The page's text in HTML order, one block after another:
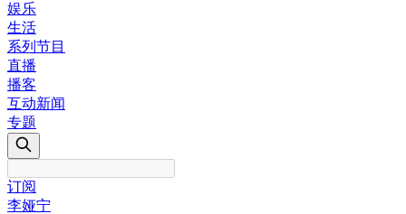
娱乐
生活
系列节目
直播
播客
互动新闻
专题
订阅
李娅宁